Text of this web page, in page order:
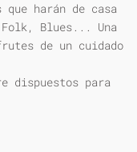
que harán de casa
Blues... Una
de un cuidado
dispuestos para